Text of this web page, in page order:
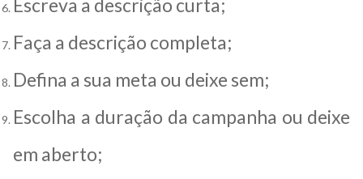
Escreva a descrição curta;
Faça a descrição completa;
Defina a sua meta ou deixe sem;
Escolha a duração da campanha ou deixe
em aberto;